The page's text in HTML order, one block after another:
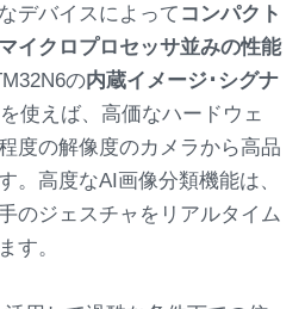
デバイスによって コンパクト
イクロプロセッサ並みの性能
の内蔵イメージ･シグナ
を使えば、高価なハードウェ
度の解像度のカメラから高品
。高度なAI画像分類機能は、
のジェスチャをリアルタイム
す。